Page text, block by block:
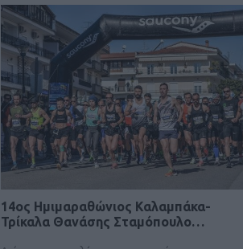
14ος Ημιμαραθώνιος Καλαμπάκα-
Τρίκαλα Θανάσης Σταμόπουλο…